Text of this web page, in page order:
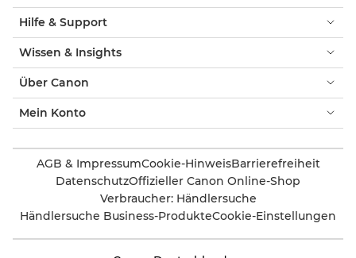
Hilfe & Support
Wissen & Insights
Über Canon
Mein Konto
AGB & ImpressumCookie-HinweisBarrierefreiheit
DatenschutzOffizieller Canon Online-Shop
Verbraucher: Händlersuche
Händlersuche Business-ProdukteCookie-Einstellungen